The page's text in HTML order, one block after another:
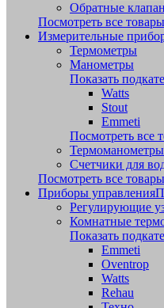
Обратные
Посмотреть все товары
Измерительные
Термометры
Манометры
Показать
Watts
Stout
Emmeti
Посмотреть все
Термоманометры
Счетчики для
Посмотреть все товары
Приборы управления
Регулирующие
Комнатные
Показать
Emmeti
Oventrop
Watts
Rehau